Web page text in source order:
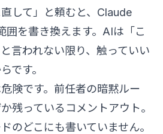
して」と頼むと、Claude
囲を書き換えます。AIは「こ
言われない限り、触っていい
です。
険です。前任者の暗黙ルー
残っているコメントアウト。
のどこにも書いていません。